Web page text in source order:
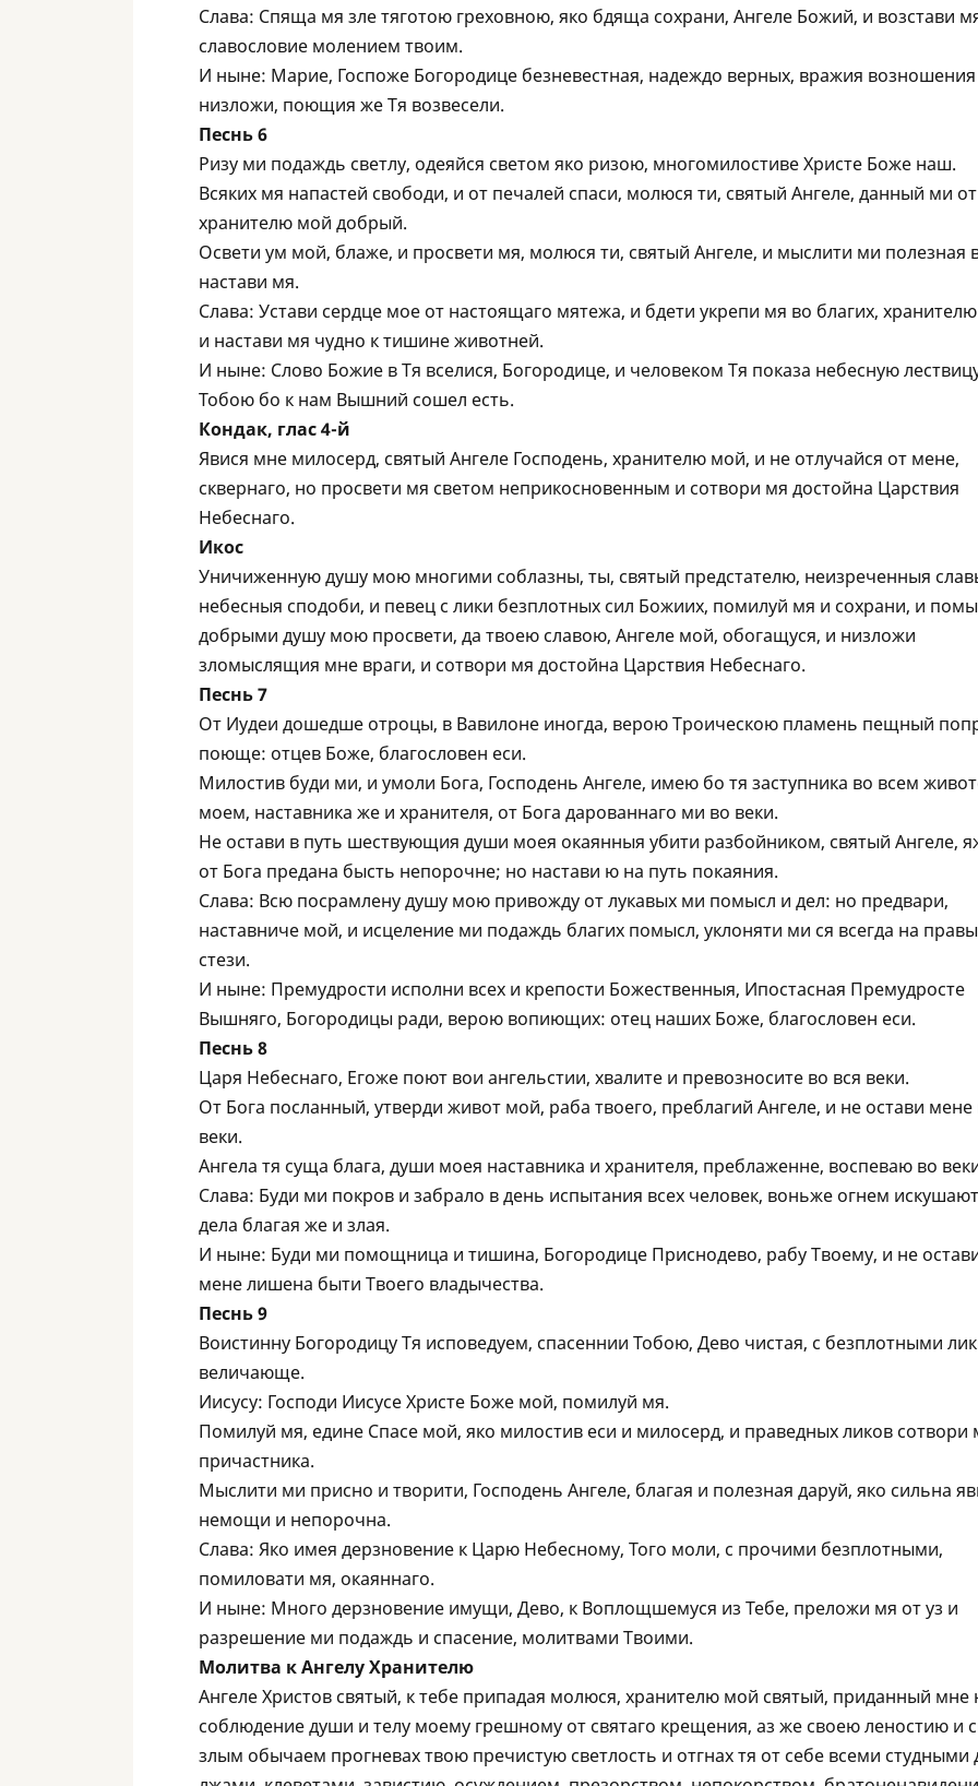
Слава: Спяща мя зле тяготою греховною, яко бдяща сохрани, Aнгеле Божий, и возстави
славословие молением твоим.
И ныне: Марие, Госпоже Богородице безневестная, надеждо верных, вражия возношения
низложи, поющия же Тя возвесели.
Песнь 6
Ризу ми подаждь светлу, одеяйся светом яко ризою, многомилостиве Христе Боже наш.
Всяких мя напастей свободи, и от печалей спаси, молюся ти, святый Aнгеле, данный ми
хранителю мой добрый.
Освети ум мой, блаже, и просвети мя, молюся ти, святый Aнгеле, и мыслити ми полезная
настави мя.
Слава: Устави сердце мое от настоящаго мятежа, и бдети укрепи мя во благих,
и настави мя чудно к тишине животней.
И ныне: Слово Божие в Тя вселися, Богородице, и человеком Тя показа небесную
Тобою бо к нам Вышний сошел есть.
Кондак, глас 4-й
Явися мне милосерд, святый Aнгеле Господень, хранителю мой, и не отлучайся от мене,
сквернаго, но просвети мя светом неприкосновенным и сотвори мя достойна Царствия
Небеснаго.
Икос
Уничиженную душу мою многими соблазны, ты, святый предстателю, неизреченныя
небесныя сподоби, и певец с лики безплотных сил Божиих, помилуй мя и сохрани, и
добрыми душу мою просвети, да твоею славою, Aнгеле мой, обогащуся, и низложи
зломыслящия мне враги, и сотвори мя достойна Царствия Небеснаго.
Песнь 7
От Иудеи дошедше отроцы, в Вавилоне иногда, верою Троическою пламень пещный
поюще: отцев Боже, благословен еси.
Милостив буди ми, и умоли Бога, Господень Aнгеле, имею бо тя заступника во всем
моем, наставника же и хранителя, от Бога дарованнаго ми во веки.
Не остави в путь шествующия души моея окаянныя убити разбойником, святый Aнгеле,
от Бога предана бысть непорочне; но настави ю на путь покаяния.
Слава: Всю посрамлену душу мою привожду от лукавых ми помысл и дел: но предвари,
наставниче мой, и исцеление ми подаждь благих помысл, уклоняти ми ся всегда на
стези.
И ныне: Премудрости исполни всех и крепости Божественныя, Ипостасная Премудросте
Вышняго, Богородицы ради, верою вопиющих: отец наших Боже, благословен еси.
Песнь 8
Царя Небеснаго, Егоже поют вои ангельстии, хвалите и превозносите во вся веки.
От Бога посланный, утверди живот мой, раба твоего, преблагий Aнгеле, и не остави мене
веки.
Ангела тя суща блага, души моея наставника и хранителя, преблаженне, воспеваю во
Слава: Буди ми покров и забрало в день испытания всех человек, воньже огнем
дела благая же и злая.
И ныне: Буди ми помощница и тишина, Богородице Приснодево, рабу Твоему, и не
мене лишена быти Твоего владычества.
Песнь 9
Воистинну Богородицу Тя исповедуем, спасеннии Тобою, Дево чистая, с безплотными
величающе.
Иисусу: Господи Иисусе Христе Боже мой, помилуй мя.
Помилуй мя, едине Спасе мой, яко милостив еси и милосерд, и праведных ликов сотвори
причастника.
Мыслити ми присно и творити, Господень Aнгеле, благая и полезная даруй, яко сильна
немощи и непорочна.
Слава: Яко имея дерзновение к Царю Небесному, Того моли, с прочими безплотными,
помиловати мя, окаяннаго.
И ныне: Много дерзновение имущи, Дево, к Воплощшемуся из Тебе, преложи мя от уз и
разрешение ми подаждь и спасение, молитвами Твоими.
Молитва к Aнгелу Xранителю
Ангеле Христов святый, к тебе припадая молюся, хранителю мой святый, приданный мне
соблюдение души и телу моему грешному от святаго крещения, аз же своею леностию и
злым обычаем прогневах твою пречистую светлость и отгнах тя от себе всеми студными